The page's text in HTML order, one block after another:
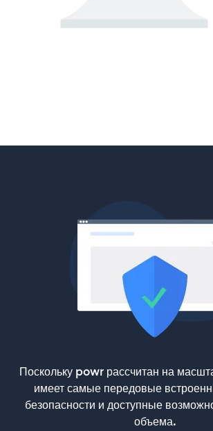
Поскольку powr рассчитан на
имеет самые передовые
безопасности и доступные
объема.